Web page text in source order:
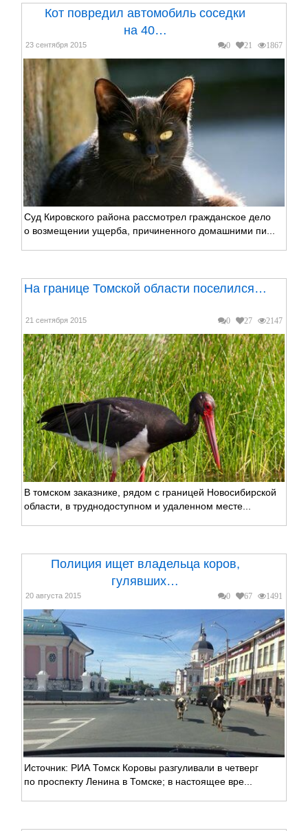
Кот повредил автомобиль соседки
на 40…
0 21 1867
23 сентября 2015
Суд Кировского района рассмотрел гражданское дело
о возмещении ущерба, причиненного домашними пи...
На границе Томской области поселился…
0 27 2147
21 сентября 2015
В томском заказнике, рядом с границей Новосибирской
области, в труднодоступном и удаленном месте...
Полиция ищет владельца коров,
гулявших…
0 67 1491
20 августа 2015
Источник: РИА Томск Коровы разгуливали в четверг
по проспекту Ленина в Томске; в настоящее вре...